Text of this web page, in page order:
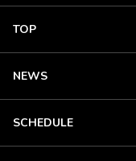
TOP
NEWS
SCHEDULE